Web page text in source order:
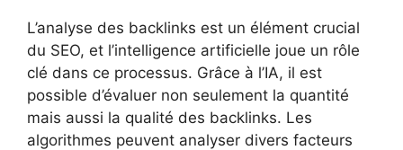
L’analyse des backlinks est un élément crucial
du SEO, et l’intelligence artificielle joue un rôle
clé dans ce processus. Grâce à l’IA, il est
possible d’évaluer non seulement la quantité
mais aussi la qualité des backlinks. Les
algorithmes peuvent analyser divers facteurs